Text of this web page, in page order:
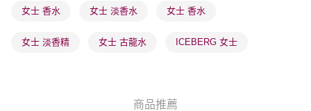
物流公司進行物流配送
女士 香水 女士 淡香水 女士 香水
女士 淡香精 女士 古龍水 ICEBERG 女士
商品推薦